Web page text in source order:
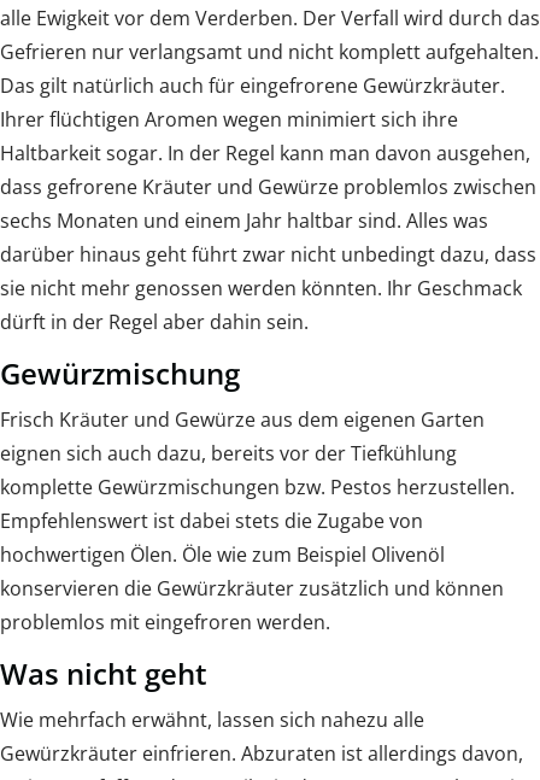
alle Ewigkeit vor dem Verderben. Der Verfall wird durch das
Gefrieren nur verlangsamt und nicht komplett aufgehalten.
Das gilt natürlich auch für eingefrorene Gewürzkräuter.
Ihrer flüchtigen Aromen wegen minimiert sich ihre
Haltbarkeit sogar. In der Regel kann man davon ausgehen,
dass gefrorene Kräuter und Gewürze problemlos zwischen
sechs Monaten und einem Jahr haltbar sind. Alles was
darüber hinaus geht führt zwar nicht unbedingt dazu, dass
sie nicht mehr genossen werden könnten. Ihr Geschmack
dürft in der Regel aber dahin sein.
Gewürzmischung
Frisch Kräuter und Gewürze aus dem eigenen Garten
eignen sich auch dazu, bereits vor der Tiefkühlung
komplette Gewürzmischungen bzw. Pestos herzustellen.
Empfehlenswert ist dabei stets die Zugabe von
hochwertigen Ölen. Öle wie zum Beispiel Olivenöl
konservieren die Gewürzkräuter zusätzlich und können
problemlos mit eingefroren werden.
Was nicht geht
Wie mehrfach erwähnt, lassen sich nahezu alle
Gewürzkräuter einfrieren. Abzuraten ist allerdings davon,